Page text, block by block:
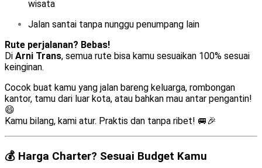
wisata
Jalan santai tanpa nunggu penumpang lain
Rute perjalanan? Bebas!
Di Arni Trans, semua rute bisa kamu sesuaikan 100% sesuai
keinginan.
Cocok buat kamu yang jalan bareng keluarga, rombongan
kantor, tamu dari luar kota, atau bahkan mau antar pengantin!
😄
Kamu bilang, kami atur. Praktis dan tanpa ribet! 🚐🎉
💰 Harga Charter? Sesuai Budget Kamu